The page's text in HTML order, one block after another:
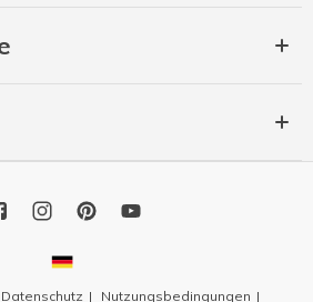
Datenschutz Nutzungsbedingungen